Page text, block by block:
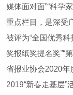
媒体面对面”“科学
重点栏目，是深受
被评为“全国优秀科
奖报纸奖提名奖”“
省报业协会2020年
2019“新春走基层”